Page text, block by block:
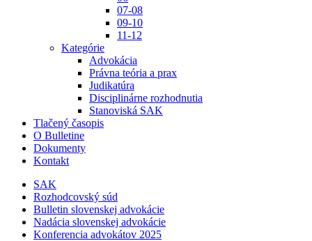
07-08
09-10
11-12
Kategórie
Advokácia
Právna teória a prax
Judikatúra
Disciplinárne rozhodnutia
Stanoviská SAK
Tlačený časopis
O Bulletine
Dokumenty
Kontakt
SAK
Rozhodcovský súd
Bulletin slovenskej advokácie
Nadácia slovenskej advokácie
Konferencia advokátov 2025